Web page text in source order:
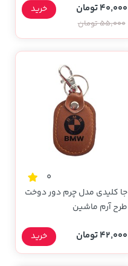
40,000 تومان
55,000 تومان
خرید
0
جا کلیدی مدل چرم دور دوخت
طرح آرم ماشین
42,000 تومان خرید